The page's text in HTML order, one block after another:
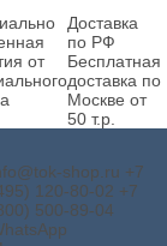
от
Доставка
по РФ
Бесплатная
доставка по
Москве от
50 т.р.
shop.ru +7
120-80-02 +7
500-89-04